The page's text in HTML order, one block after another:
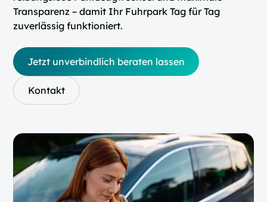
Transparenz – damit Ihr Fuhrpark Tag für Tag
zuverlässig funktioniert.
Jetzt unverbindlich beraten lassen
Kontakt